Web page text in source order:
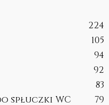
224
105
94
92
83
spłuczki WC
79